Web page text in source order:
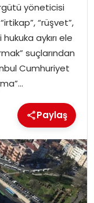
yöneticisi
“rüşvet”,
hukuka aykırı ele
suçlarından
Cumhuriyet
Paylaş